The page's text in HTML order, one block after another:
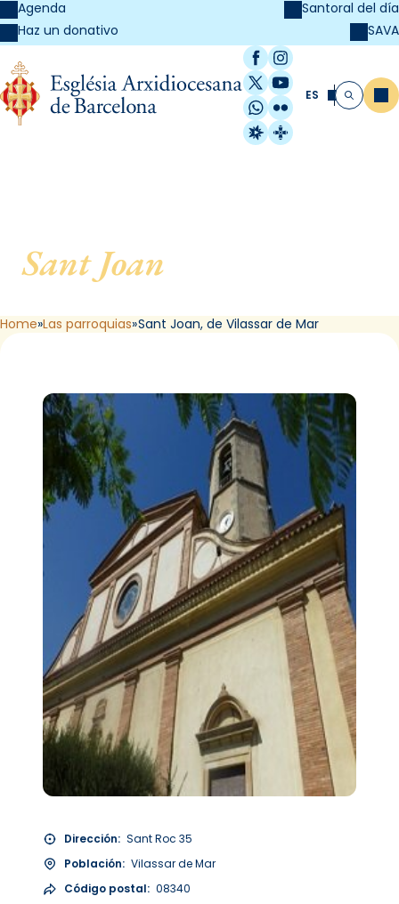
Agenda
Haz un donativo
Santoral del día
SAVA
Facebook
Instagram
X / Twitter
YouTube
WhatsApp
Flickr
Radio Estel
Catalunya
ES Buscar
Sant Joan
Home Las parroquias Sant Joan, de Vilassar de Mar
Dirección: Sant Roc 35
Población: Vilassar de Mar
Código postal: 08340